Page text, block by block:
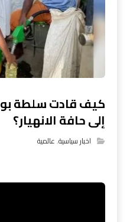
كيف قادت سلطة
إلى حافة الانهيار؟
اخبار سياسية,عالمية